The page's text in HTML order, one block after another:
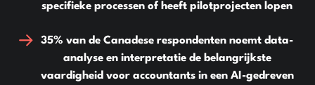
specifieke processen of heeft pilotprojecten lopen
35% van de Canadese respondenten noemt data-
analyse en interpretatie de belangrijkste
vaardigheid voor accountants in een AI-gedreven